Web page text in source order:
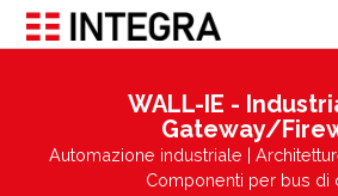
WALL-IE -
Gateway/
Automazione industriale |
Componenti per bus di